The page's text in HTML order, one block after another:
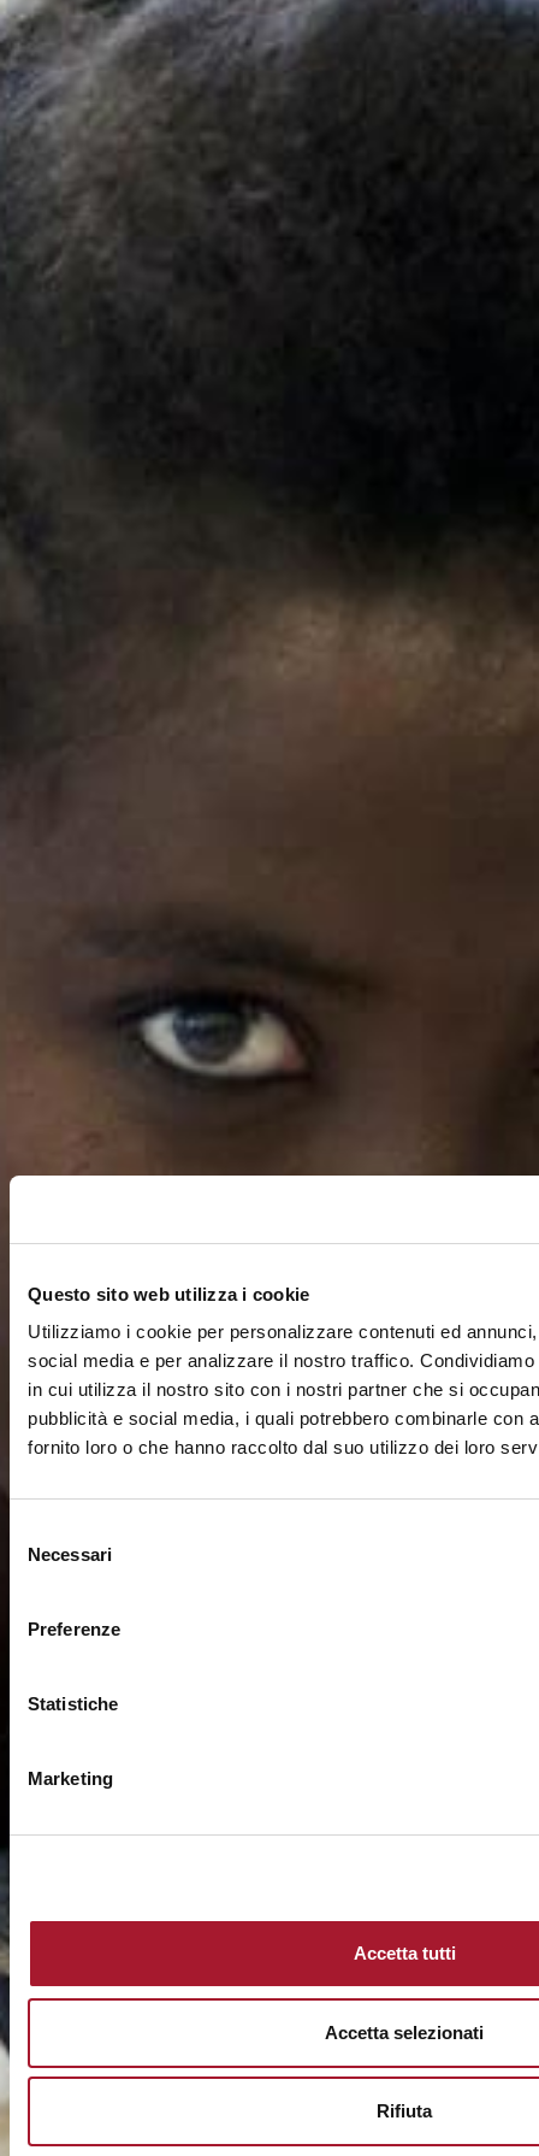
Questo sito web utilizza i cookie
Utilizziamo i cookie per personalizzare contenuti ed
social media e per analizzare il nostro traffico.
in cui utilizza il nostro sito con i nostri partner che si
pubblicità e social media, i quali potrebbero combinarle con
fornito loro o che hanno raccolto dal suo utilizzo dei loro
delNecessari
Preferenze
Statistiche
Marketing
Accetta tutti
Accetta selezionati
Rifiuta